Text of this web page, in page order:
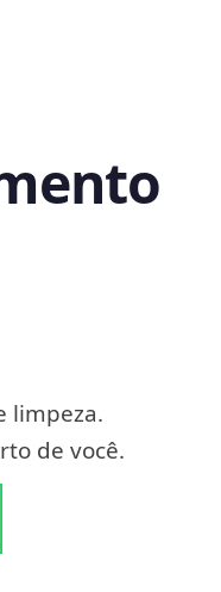
limpeza.
de você.